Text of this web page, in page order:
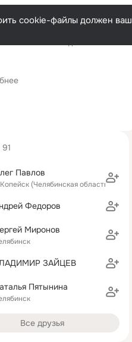
cookie-файлы должен ваш
91
Павлов
(Челябинская область)
Федоров
Миронов
ЗАЙЦЕВ
Пятынина
Все друзья